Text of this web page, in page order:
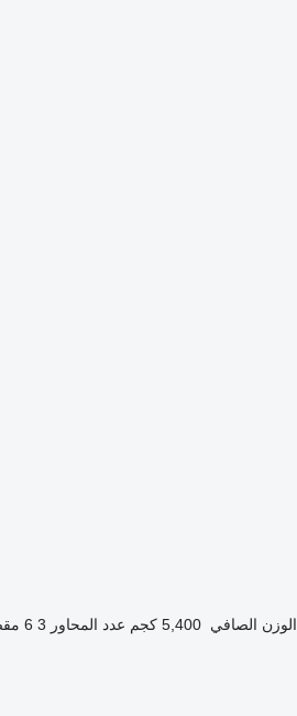
الوزن الصافي 5,400 كجم عدد المحاور 3 6 مقصورة